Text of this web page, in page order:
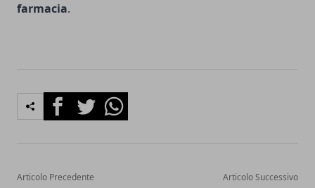
farmacia.
FacebookTwitterWhatsapp
Articolo Precedente Articolo Successivo